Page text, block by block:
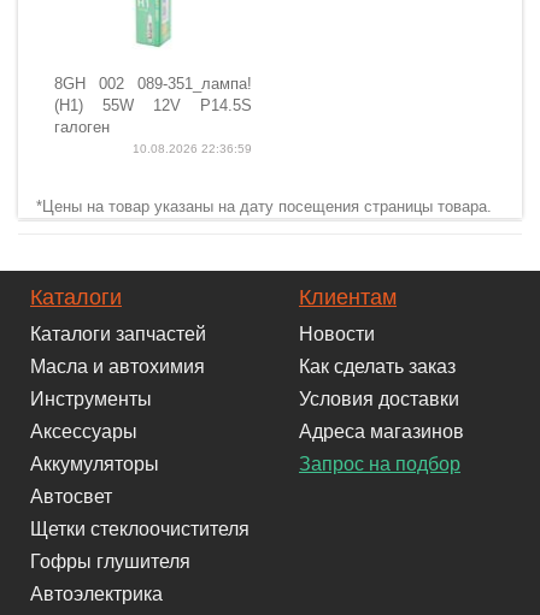
8GH 002 089-351_лампа!
(H1) 55W 12V P14.5S
галоген
10.08.2026 22:36:59
*Цены на товар указаны на дату посещения страницы товара.
Каталоги
Каталоги запчастей
Масла и автохимия
Инструменты
Аксессуары
Аккумуляторы
Автосвет
Щетки стеклоочистителя
Гофры глушителя
Автоэлектрика
Клиентам
Новости
Как сделать заказ
Условия доставки
Адреса магазинов
Запрос на подбор